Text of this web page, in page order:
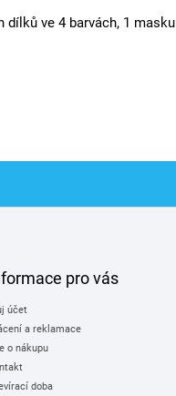
ve 4 barvách, 1
pro vás
účet
a reklamace
o nákupu
doba